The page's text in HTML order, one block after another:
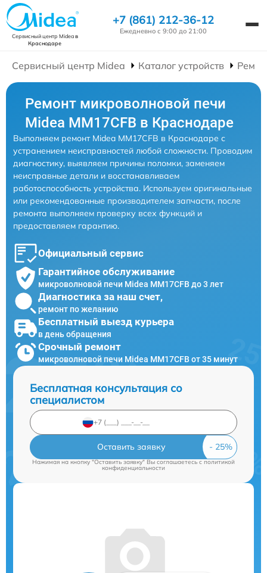
Сервисный центр Mideaв
Краснодаре
+7 (861) 212-36-12
Ежедневно с 9:00 до 21:00
Сервисный центр Midea Каталог устройств
Ремонт микроволновой печи
Midea MM17CFB в Краснодаре
Выполняем ремонт Midea MM17CFB в Краснодаре с
устранением неисправностей любой сложности. Проводим
диагностику, выявляем причины поломки, заменяем
неисправные детали и восстанавливаем
работоспособность устройства. Используем оригинальные
или рекомендованные производителем запчасти, после
ремонта выполняем проверку всех функций и
предоставляем гарантию.
Официальный сервис
Гарантийное обслуживание
микроволновой печи Midea MM17CFB до 3 лет
Диагностика за наш счет,
ремонт по желанию
Бесплатный выезд курьера
в день обращения
Срочный ремонт
микроволновой печи Midea MM17CFB от 35 минут
Бесплатная консультация со
специалистом
Оставить заявку
Нажимая на кнопку "Оставить заявку" Вы соглашаетесь cполитикой
конфиденциальности